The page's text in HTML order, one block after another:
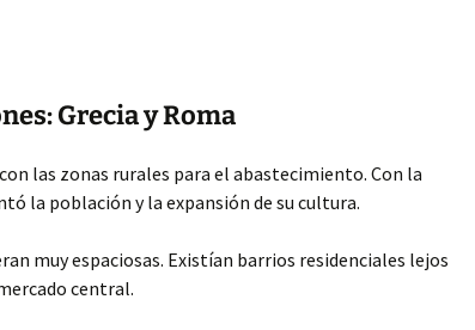
Grecia y Roma
las zonas rurales para el abastecimiento. Con la
la población y la expansión de su cultura.
muy espaciosas. Existían barrios residenciales lejos
central.